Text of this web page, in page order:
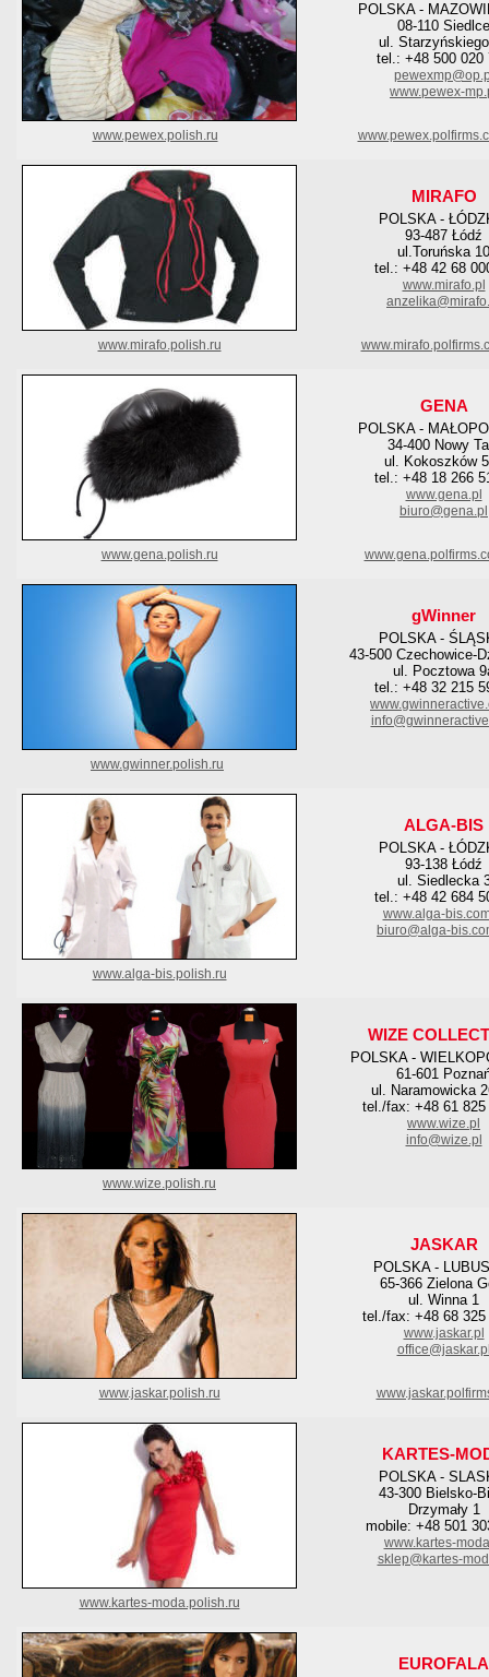
POLSKA -
08-110 Siedlce
ul.
tel.: +48 500 020
www.pewex-
www.pewex.polish.ru
MIRAFO
POLSKA -
93-487 Łódź
ul.Toruńska 10
tel.: +48 42 68
www.mirafo.pl
www.mirafo.polish.ru
GENA
POLSKA -
34-400 Nowy
ul. Kokoszków
tel.: +48 18 266
www.gena.pl
biuro@gena.pl
www.gena.polish.ru
gWinner
POLSKA -
43-500 Czechowice-
ul. Pocztowa
tel.: +48 32 215
www.gwinner.polish.ru
ALGA-BIS
POLSKA -
93-138 Łódź
ul. Siedlecka
tel.: +48 42 684
www.alga-
biuro@alga-
www.alga-bis.polish.ru
WIZE
POLSKA -
61-601
ul. Naramowicka
tel./fax: +48 61 825
www.wize.pl
info@wize.pl
www.wize.polish.ru
JASKAR
POLSKA -
65-366 Zielona
ul. Winna 1
tel./fax: +48 68 325
www.jaskar.pl
www.jaskar.polish.ru
KARTES-
POLSKA -
43-300 Bielsko-
Drzymały 1
mobile: +48 501
www.kartes-
sklep@kartes-
www.kartes-moda.polish.ru
EUROFALA